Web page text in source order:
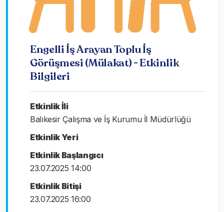
Engelli İş Arayan Toplu İş
Görüşmesi (Mülakat) - Etkinlik
Bilgileri
Etkinlik İli
Balıkesir Çalışma ve İş Kurumu İl Müdürlüğü
Etkinlik Yeri
Etkinlik Başlangıcı
23.07.2025 14:00
Etkinlik Bitişi
23.07.2025 16:00